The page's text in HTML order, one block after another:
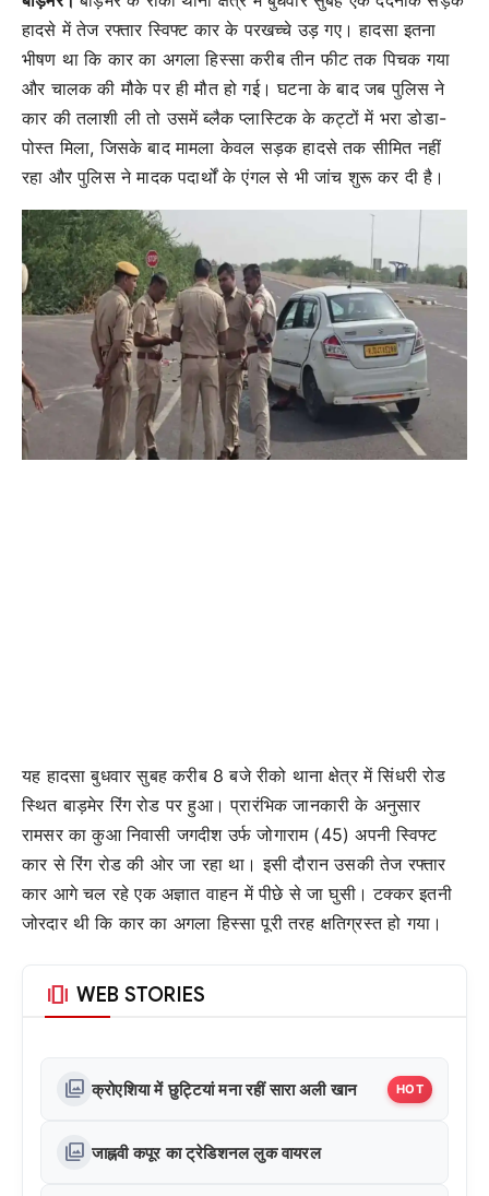
हादसे में तेज रफ्तार स्विफ्ट कार के परखच्चे उड़ गए। हादसा इतना
भीषण था कि कार का अगला हिस्सा करीब तीन फीट तक पिचक गया
और चालक की मौके पर ही मौत हो गई। घटना के बाद जब पुलिस ने
कार की तलाशी ली तो उसमें ब्लैक प्लास्टिक के कट्टों में भरा डोडा-
पोस्त मिला, जिसके बाद मामला केवल सड़क हादसे तक सीमित नहीं
रहा और पुलिस ने मादक पदार्थों के एंगल से भी जांच शुरू कर दी है।
यह हादसा बुधवार सुबह करीब 8 बजे रीको थाना क्षेत्र में सिंधरी रोड
स्थित बाड़मेर रिंग रोड पर हुआ। प्रारंभिक जानकारी के अनुसार
रामसर का कुआ निवासी जगदीश उर्फ जोगाराम (45) अपनी स्विफ्ट
कार से रिंग रोड की ओर जा रहा था। इसी दौरान उसकी तेज रफ्तार
कार आगे चल रहे एक अज्ञात वाहन में पीछे से जा घुसी। टक्कर इतनी
जोरदार थी कि कार का अगला हिस्सा पूरी तरह क्षतिग्रस्त हो गया।
amp_stories WEB STORIES
photo_library क्रोएशिया में छुट्टियां मना रहीं सारा अली खान HOT
photo_library जाह्नवी कपूर का ट्रेडिशनल लुक वायरल